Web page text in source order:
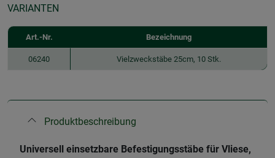
VARIANTEN
Art.-Nr. Bezeichnung
06240 Vielzweckstäbe 25cm, 10 Stk.
Produktbeschreibung
​Universell einsetzbare Befestigungsstäbe für Vliese,